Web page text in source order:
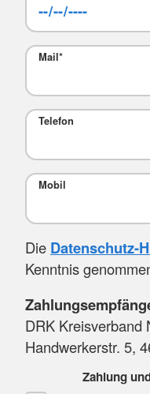
Mail*
Telefon
Mobil
Die Datenschutz-
Kenntnis
DRK Kreisverband
Handwerkerstr. 5,
Zahlung